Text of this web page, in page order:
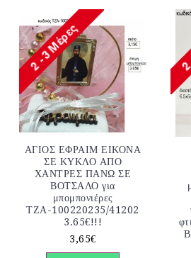
ΑΓΙΟΣ ΕΦΡΑΙΜ ΕΙΚΟΝΑ
ΣΕ ΚΥΚΛΟ ΑΠΟ
ΧΑΝΤΡΕΣ ΠΑΝΩ ΣΕ
ΒΟΤΣΑΛΟ για
μπομπονιέρες
ΤΖΑ-100220235/41202
3.65€!!!
3,65€